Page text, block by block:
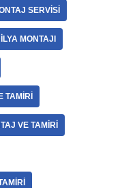
SERVISI
MONTAJI
TAMIRI
VE TAMIRI